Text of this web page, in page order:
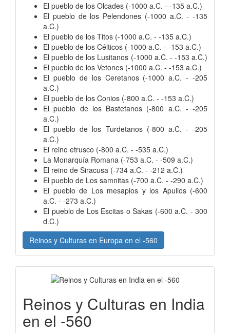
El pueblo de los Olcades (-1000 a.C. - -135 a.C.)
El pueblo de los Pelendones (-1000 a.C. - -135
a.C.)
El pueblo de los Titos (-1000 a.C. - -135 a.C.)
El pueblo de los Célticos (-1000 a.C. - -153 a.C.)
El pueblo de los Lusitanos (-1000 a.C. - -153 a.C.)
El pueblo de los Vetones (-1000 a.C. - -153 a.C.)
El pueblo de los Ceretanos (-1000 a.C. - -205
a.C.)
El pueblo de los Conios (-800 a.C. - -153 a.C.)
El pueblo de los Bastetanos (-800 a.C. - -205
a.C.)
El pueblo de los Turdetanos (-800 a.C. - -205
a.C.)
El reino etrusco (-800 a.C. - -535 a.C.)
La Monarquía Romana (-753 a.C. - -509 a.C.)
El reino de Siracusa (-734 a.C. - -212 a.C.)
El pueblo de Los samnitas (-700 a.C. - -290 a.C.)
El pueblo de Los mesapios y los Apulios (-600
a.C. - -273 a.C.)
El pueblo de Los Escitas o Sakas (-600 a.C. - 300
d.C.)
Reinos y Culturas en Europa en el -560
Reinos y Culturas en India
en el -560